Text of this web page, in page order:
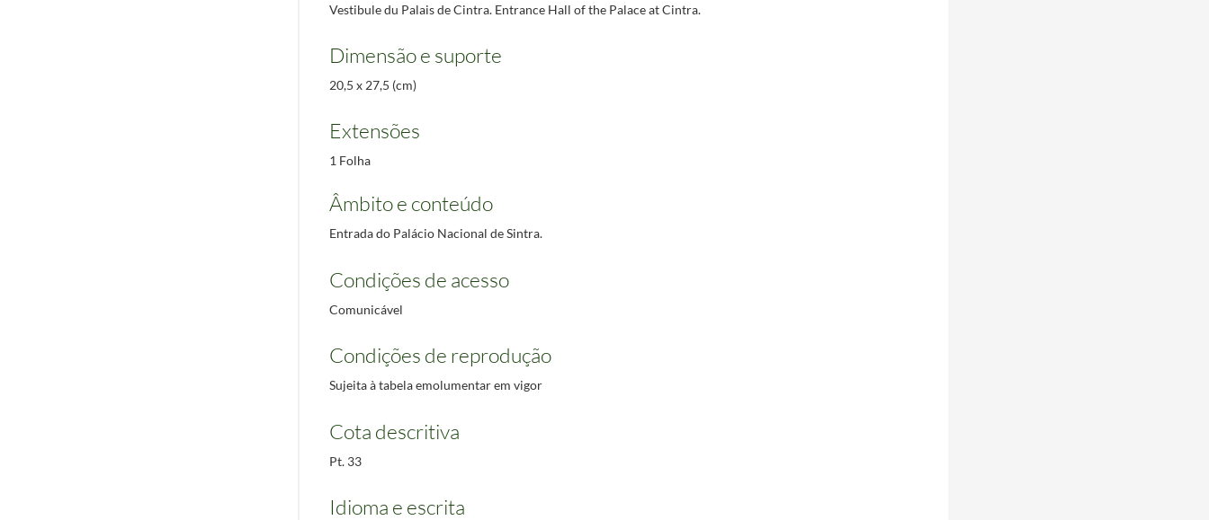
Vestibule du Palais de Cintra. Entrance Hall of the Palace at Cintra.
Dimensão e suporte
20,5 x 27,5 (cm)
Extensões
1 Folha
Âmbito e conteúdo
Entrada do Palácio Nacional de Sintra.
Condições de acesso
Comunicável
Condições de reprodução
Sujeita à tabela emolumentar em vigor
Cota descritiva
Pt. 33
Idioma e escrita